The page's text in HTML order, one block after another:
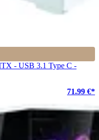
- USB 3.1 Type C -
71.99 €*